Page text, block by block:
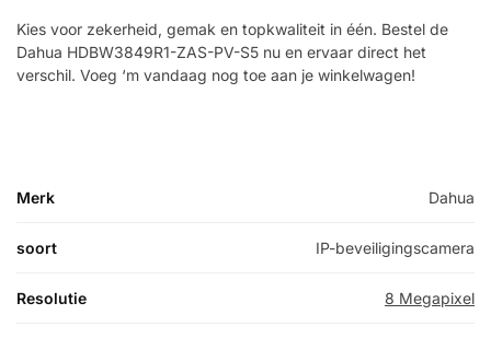
Kies voor zekerheid, gemak en topkwaliteit in één. Bestel de
Dahua HDBW3849R1-ZAS-PV-S5 nu en ervaar direct het
verschil. Voeg ‘m vandaag nog toe aan je winkelwagen!
Merk Dahua
soort IP-beveiligingscamera
Resolutie 8 Megapixel